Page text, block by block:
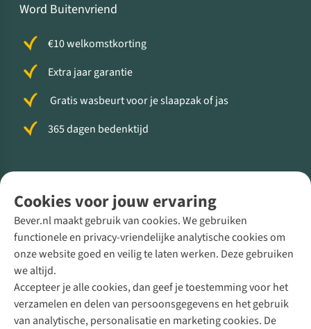
Cookies voor jouw ervaring
Bever.nl maakt gebruik van cookies. We gebruiken
functionele en privacy-vriendelijke analytische cookies om
onze website goed en veilig te laten werken. Deze gebruiken
we altijd.
Accepteer je alle cookies, dan geef je toestemming voor het
verzamelen en delen van persoonsgegevens en het gebruik
van analytische, personalisatie en marketing cookies. De
Word Buitenvriend
€10 welkomstkorting
Extra jaar garantie
Gratis wasbeurt voor je slaapzak of jas
365 dagen bedenktijd
Direct advies van een Buitenexpert
+31 (0)85 888 50 88
+31 6 12 28 49 80